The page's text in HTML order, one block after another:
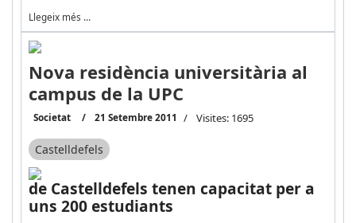
Llegeix més …
Nova residència universitària al
campus de la UPC
Societat 21 Setembre 2011 Visites: 1695
Castelldefels
de Castelldefels tenen capacitat per a
uns 200 estudiants